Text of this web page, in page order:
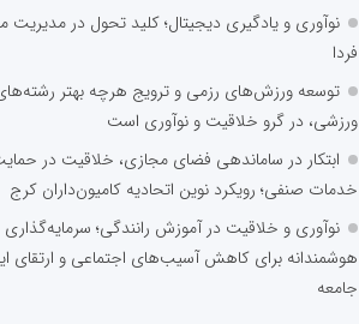
نوآوری و یادگیری دیجیتال؛ کلید تحول در مدیریت
فردا
توسعه ورزش‌های رزمی و ترویج هرچه بهتر
ورزشی، در گرو خلاقیت و نوآوری است
ابتکار در ساماندهی فضای مجازی، خلاقیت در
خدمات صنفی؛ رویکرد نوین اتحادیه کامیون‌داران کرج
نوآوری و خلاقیت در آموزش رانندگی؛ سرمایه‌گذاری
هوشمندانه برای کاهش آسیب‌های اجتماعی و ارتقای
جامعه